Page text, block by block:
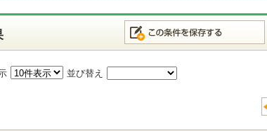
並び替え